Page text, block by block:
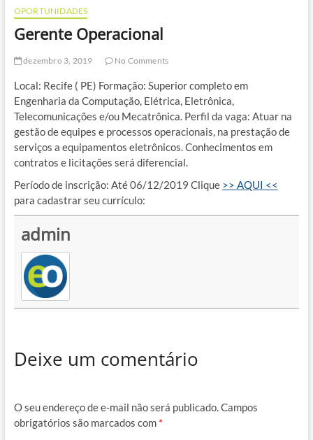
OPORTUNIDADES
Gerente Operacional
dezembro 3, 2019 No Comments
Local: Recife ( PE) Formação: Superior completo em
Engenharia da Computação, Elétrica, Eletrônica,
Telecomunicações e/ou Mecatrônica. Perfil da vaga: Atuar na
gestão de equipes e processos operacionais, na prestação de
serviços a equipamentos eletrônicos. Conhecimentos em
contratos e licitações será diferencial.
Período de inscrição: Até 06/12/2019 Clique >> AQUI <<
para cadastrar seu currículo:
admin
Deixe um comentário
O seu endereço de e-mail não será publicado.Campos
obrigatórios são marcados com *